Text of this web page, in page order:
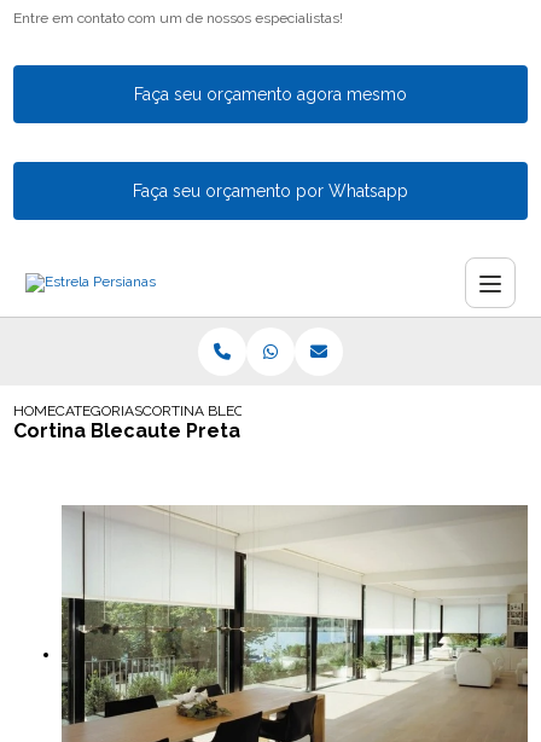
Entre em contato com um de nossos especialistas!
Faça seu orçamento agora mesmo
Faça seu orçamento por Whatsapp
HOMECATEGORIASCORTINA BLECAUTE PRETA
Cortina Blecaute Preta